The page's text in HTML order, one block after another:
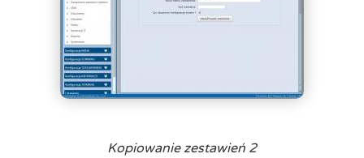
Kopiowanie zestawień 2